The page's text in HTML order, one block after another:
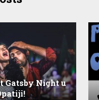
Gatsby Night u